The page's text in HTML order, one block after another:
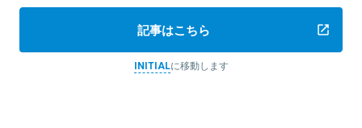
記事はこちら
INITIALに移動します